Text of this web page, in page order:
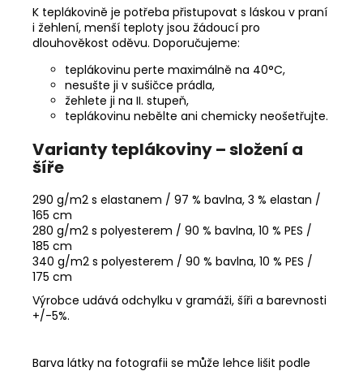
K teplákovině je potřeba přistupovat s láskou v praní
i žehlení, menší teploty jsou žádoucí pro
dlouhověkost oděvu. Doporučujeme:
teplákovinu perte maximálně na 40°C,
nesušte ji v sušičce prádla,
žehlete ji na II. stupeň,
teplákovinu nebělte ani chemicky neošetřujte.
Varianty teplákoviny – složení a
šíře
290 g/m2 s elastanem / 97 % bavlna, 3 % elastan /
165 cm
280 g/m2 s polyesterem / 90 % bavlna, 10 % PES /
185 cm
340 g/m2 s polyesterem / 90 % bavlna, 10 % PES /
175 cm
Výrobce udává odchylku v gramáži, šíři a barevnosti
+/-5%.
Barva látky na fotografii se může lehce lišit podle